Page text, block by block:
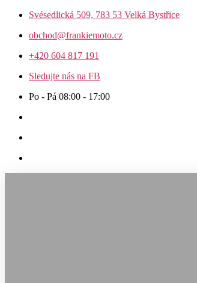
Přejít
obsahu
Svésedlická 509, 783 53 Velká Bystřice
obchod@frankiemoto.cz
+420 604 817 191
Sledujte nás na FB
Po - Pá 08:00 - 17:00